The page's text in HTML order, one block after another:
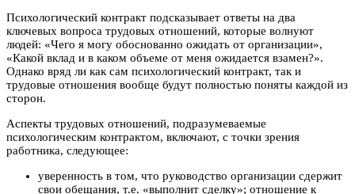
Психологический контракт подсказывает ответы на два
ключевых вопроса трудовых отношений, которые волнуют
людей: «Чего я могу обоснованно ожидать от организации»,
«Какой вклад и в каком объеме от меня ожидается взамен?».
Однако вряд ли как сам психологический контракт, так и
трудовые отношения вообще будут полностью поняты каждой из
сторон.
Аспекты трудовых отношений, подразумеваемые
психологическим контрактом, включают, с точки зрения
работника, следующее:
уверенность в том, что руководство организации сдержит
свои обещания, т.е. «выполнит сделку»; отношение к